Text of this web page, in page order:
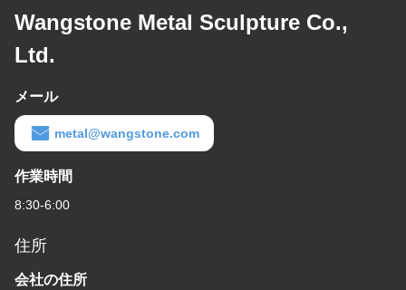
Wangstone Metal Sculpture Co.,
Ltd.
メール
metal@wangstone.com
作業時間
8:30-6:00
住所
会社の住所